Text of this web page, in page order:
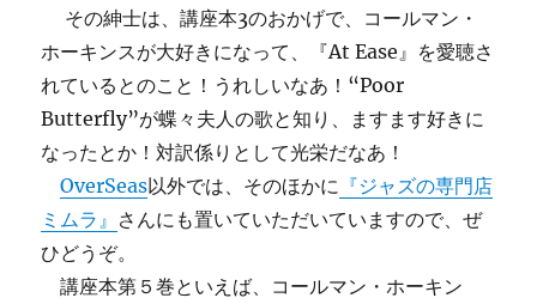
その紳士は、講座本3のおかげで、コールマン・
ホーキンスが大好きになって、『At Ease』を愛聴さ
れているとのこと！うれしいなあ！“Poor
Butterfly”が蝶々夫人の歌と知り、ますます好きに
なったとか！対訳係りとして光栄だなあ！
OverSeas以外では、そのほかに 『ジャズの専門店
ミムラ』 さんにも置いていただいていますので、ぜ
ひどうぞ。
講座本第５巻といえば、コールマン・ホーキン